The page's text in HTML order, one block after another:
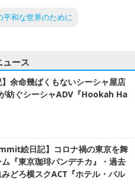
平和な世界のために
ュース
】余命幾ばくもないシーシャ屋店
紡ぐシーシャADV『Hookah Ha
絵日記】コロナ禍の東京を舞
『東京珈琲パンデチカ』・過去
どろ横スクACT『ホテル・バル